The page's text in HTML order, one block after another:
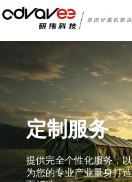
定制服务
提供完全个性化服务，
为您的专业产业量身打